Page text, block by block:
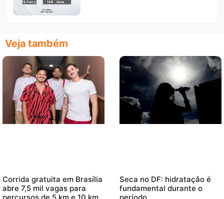
Veja também
Corrida gratuita em Brasília
abre 7,5 mil vagas para
Seca no DF: hidratação é
fundamental durante o